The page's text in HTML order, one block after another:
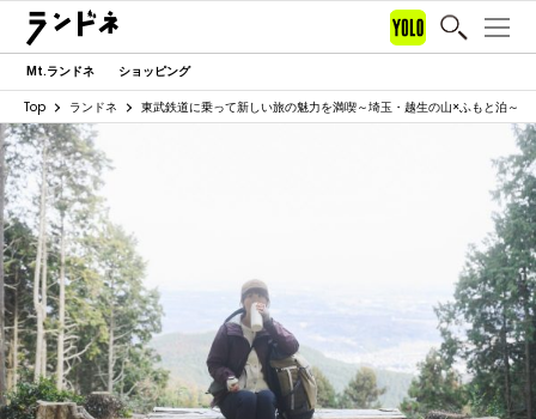
Mt.ランドネ ショッピング
Top ランドネ 東武鉄道に乗って新しい旅の魅力を満喫～埼玉・越生の山×ふもと泊～